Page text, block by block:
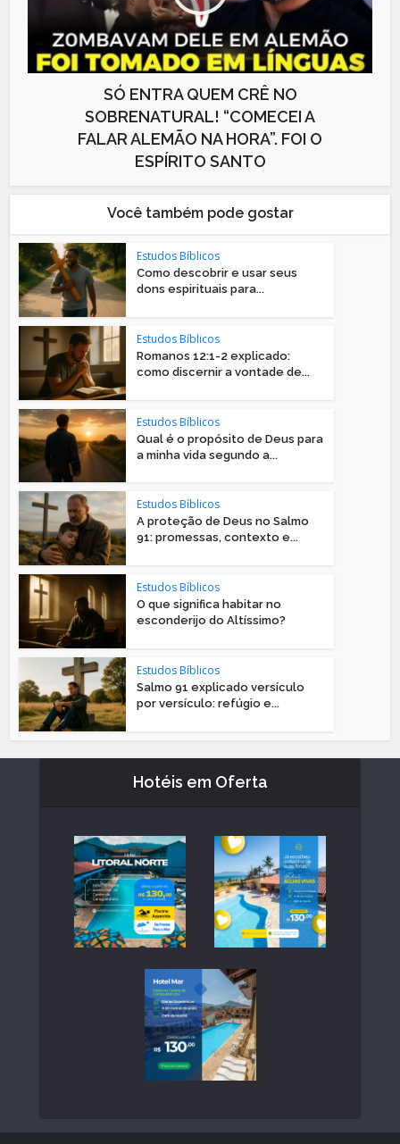
SÓ ENTRA QUEM CRÊ NO
SOBRENATURAL! “COMECEI A
FALAR ALEMÃO NA HORA”. FOI O
ESPÍRITO SANTO
Você também pode gostar
Estudos Bíblicos
Como descobrir e usar seus
dons espirituais para...
Estudos Bíblicos
Romanos 12:1-2 explicado:
como discernir a vontade de...
Estudos Bíblicos
Qual é o propósito de Deus para
a minha vida segundo a...
Estudos Bíblicos
A proteção de Deus no Salmo
91: promessas, contexto e...
Estudos Bíblicos
O que significa habitar no
esconderijo do Altíssimo?
Estudos Bíblicos
Salmo 91 explicado versículo
por versículo: refúgio e...
Hotéis em Oferta